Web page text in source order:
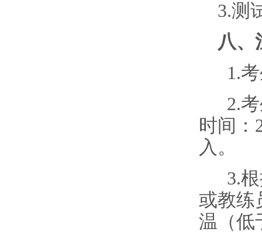
3.测
八、
1.
2.
时间：
入。
3.
或教练
温（低